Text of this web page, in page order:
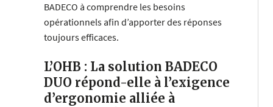
BADECO à comprendre les besoins
opérationnels afin d’apporter des réponses
toujours efficaces.
L’OHB : La solution BADECO
DUO répond-elle à l’exigence
d’ergonomie alliée à